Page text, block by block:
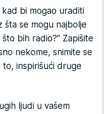
bi mogao uraditi
šta se mogu najbolje
bih radio?" Zapišite
nekome, snimite se
to, inspirišući druge
ljudi u vašem